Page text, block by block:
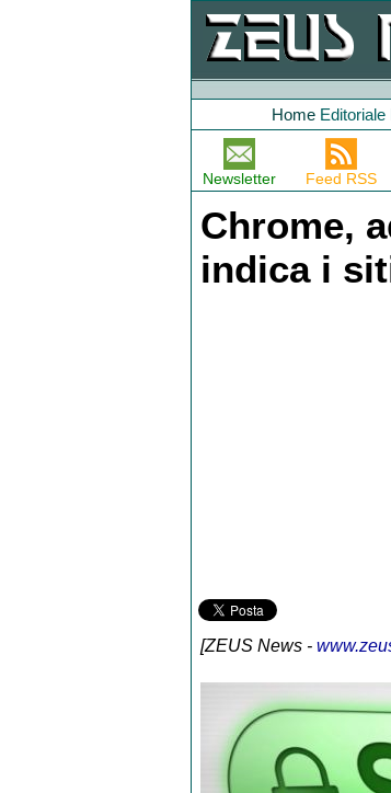
Home Editoriale
Newsletter Feed RSS
Chrome,
indica i
[ZEUS News-